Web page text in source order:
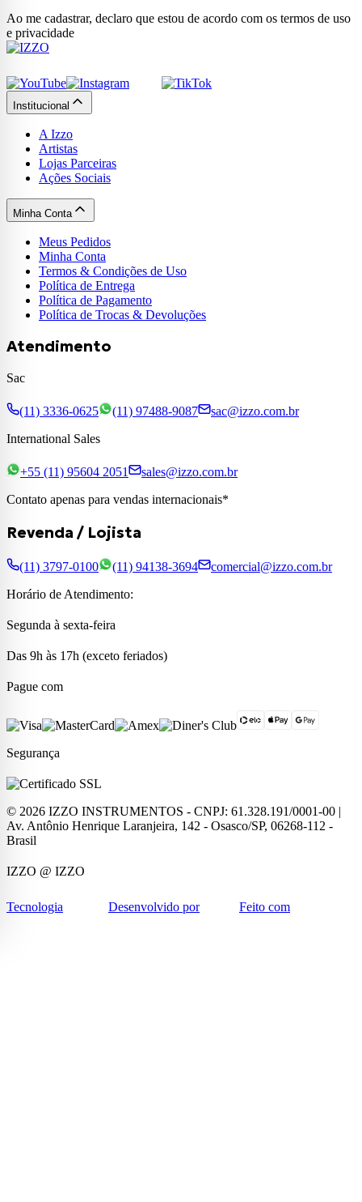
Ao me cadastrar, declaro que estou de acordo com os termos de uso
e privacidade
Institucional
A Izzo
Artistas
Lojas Parceiras
Ações Sociais
Minha Conta
Meus Pedidos
Minha Conta
Termos & Condições de Uso
Política de Entrega
Política de Pagamento
Política de Trocas & Devoluções
Atendimento
Sac
(11) 3336-0625 (11) 97488-9087
sac@izzo.com.br
International Sales
+55 (11) 95604 2051
sales@izzo.com.br
Contato apenas para vendas internacionais*
Revenda / Lojista
(11) 3797-0100 (11) 94138-3694
comercial@izzo.com.br
Horário de Atendimento:
Segunda à sexta-feira
Das 9h às 17h (exceto feriados)
Pague com
Segurança
© 2026 IZZO INSTRUMENTOS - CNPJ: 61.328.191/0001-00 |
Av. Antônio Henrique Laranjeira, 142 - Osasco/SP, 06268-112 -
Brasil
IZZO @ IZZO
Tecnologia Desenvolvido por Feito com